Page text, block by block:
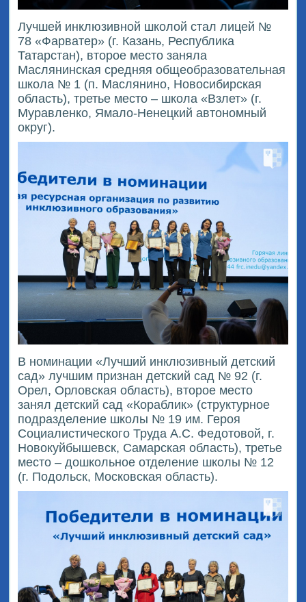
Лучшей инклюзивной школой стал лицей №
78 «Фарватер» (г. Казань, Республика
Татарстан), второе место заняла
Маслянинская средняя общеобразовательная
школа № 1 (п. Маслянино, Новосибирская
область), третье место – школа «Взлет» (г.
Муравленко, Ямало-Ненецкий автономный
округ).
В номинации «Лучший инклюзивный детский
сад» лучшим признан детский сад № 92 (г.
Орел, Орловская область), второе место
занял детский сад «Кораблик» (структурное
подразделение школы № 19 им. Героя
Социалистического Труда А.С. Федотовой, г.
Новокуйбышевск, Самарская область), третье
место – дошкольное отделение школы № 12
(г. Подольск, Московская область).